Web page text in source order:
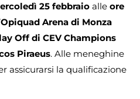
25 febbraio alle ore
Opiquad Arena di Monza
Off di CEV Champions
Piraeus. Alle meneghine
assicurarsi la qualificazione